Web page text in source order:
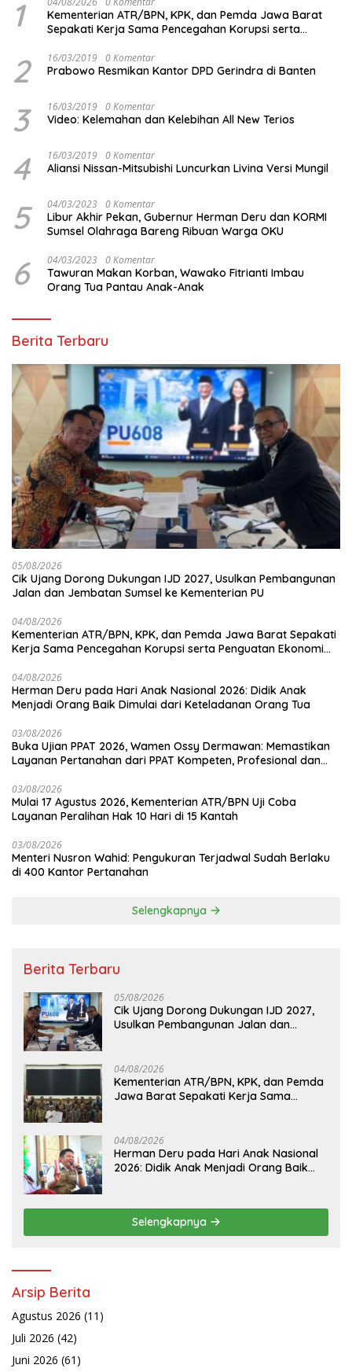
1
Kementerian ATR/BPN, KPK, dan Pemda Jawa Barat
Sepakati Kerja Sama Pencegahan Korupsi serta
2 16/03/2019 0 Komentar
Prabowo Resmikan Kantor DPD Gerindra di Banten
3 16/03/2019 0 Komentar
Video: Kelemahan dan Kelebihan All New Terios
4 16/03/2019 0 Komentar
Aliansi Nissan-Mitsubishi Luncurkan Livina Versi Mungil
5 04/03/2023 0 Komentar
Libur Akhir Pekan, Gubernur Herman Deru dan KORMI
Sumsel Olahraga Bareng Ribuan Warga OKU
6 04/03/2023 0 Komentar
Tawuran Makan Korban, Wawako Fitrianti Imbau
Orang Tua Pantau Anak-Anak
Berita Terbaru
05/08/2026
Cik Ujang Dorong Dukungan IJD 2027, Usulkan Pembangunan
Jalan dan Jembatan Sumsel ke Kementerian PU
04/08/2026
Kementerian ATR/BPN, KPK, dan Pemda Jawa Barat Sepakati
Kerja Sama Pencegahan Korupsi serta Penguatan Ekonomi
04/08/2026
Herman Deru pada Hari Anak Nasional 2026: Didik Anak
Menjadi Orang Baik Dimulai dari Keteladanan Orang Tua
03/08/2026
Buka Ujian PPAT 2026, Wamen Ossy Dermawan: Memastikan
Layanan Pertanahan dari PPAT Kompeten, Profesional dan
03/08/2026
Mulai 17 Agustus 2026, Kementerian ATR/BPN Uji Coba
Layanan Peralihan Hak 10 Hari di 15 Kantah
03/08/2026
Menteri Nusron Wahid: Pengukuran Terjadwal Sudah Berlaku
di 400 Kantor Pertanahan
Selengkapnya
Berita Terbaru
05/08/2026
Cik Ujang Dorong Dukungan IJD 2027,
Usulkan Pembangunan Jalan dan
04/08/2026
Kementerian ATR/BPN, KPK, dan Pemda
Jawa Barat Sepakati Kerja Sama
04/08/2026
Herman Deru pada Hari Anak Nasional
2026: Didik Anak Menjadi Orang Baik
Selengkapnya
Arsip Berita
Agustus 2026 (11)
Juli 2026 (42)
Juni 2026 (61)